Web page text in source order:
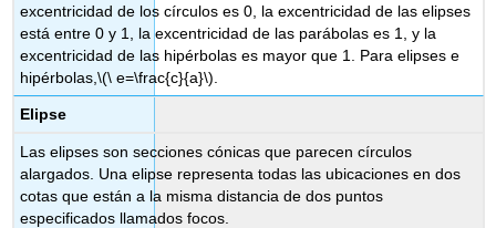
excentricidad de los círculos es 0, la excentricidad de las elipses
está entre 0 y 1, la excentricidad de las parábolas es 1, y la
excentricidad de las hipérbolas es mayor que 1. Para elipses e
hipérbolas,\(\ e=\frac{c}{a}\)
Elipse
Las elipses son secciones cónicas que parecen círculos
alargados. Una elipse representa todas las ubicaciones en dos
cotas que están a la misma distancia de dos puntos
especificados llamados focos.